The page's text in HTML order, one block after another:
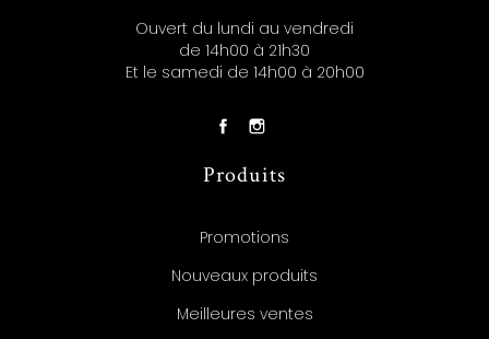
Ouvert du lundi au vendredi
de 14h00 à 21h30
Et le samedi de 14h00 à 20h00
Produits
Promotions
Nouveaux produits
Meilleures ventes